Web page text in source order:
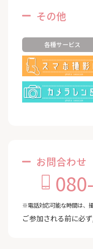
その他
各種サービス
お問合わせ
※電話対応可能な時間は、
ご参加される前に必ず